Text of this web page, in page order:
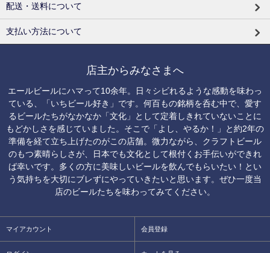
配送・送料について
支払い方法について
店主からみなさまへ
エールビールにハマって10余年。日々シビれるような感動を味わっ
ている、「いちビール好き」です。何百もの銘柄を呑む中で、愛す
るビールたちがなかなか「文化」として定着しきれていないことに
もどかしさを感じていました。そこで「よし、やるか！」と約2年の
準備を経て立ち上げたのがこの店舗。微力ながら、クラフトビール
のもつ素晴らしさが、日本でも文化として根付くお手伝いができれ
ば幸いです。多くの方に美味しいビールを飲んでもらいたい！とい
う気持ちを大切にブレずにやっていきたいと思います。ぜひ一度当
店のビールたちを味わってみてください。
マイアカウント 会員登録